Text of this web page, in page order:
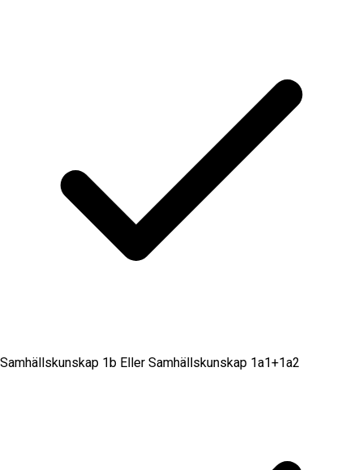
Samhällskunskap 1b Eller Samhällskunskap 1a1+1a2